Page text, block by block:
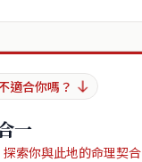
適合你嗎？
一
索你與此地的命理契合